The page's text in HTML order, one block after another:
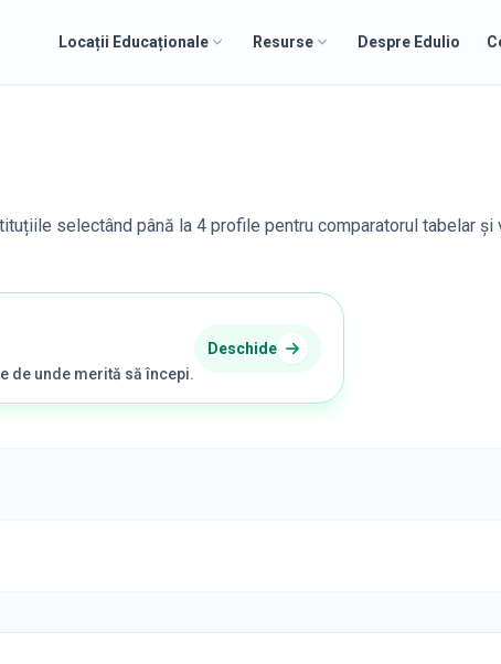
Locații Educaționale Resurse Despre Edulio
selectând până la 4 profile pentru comparatorul tabelar și
de unde merită să începi.
Deschide